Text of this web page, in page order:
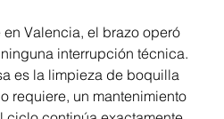
Valencia, el brazo operó
interrupción técnica.
es la limpieza de boquilla
requiere, un mantenimiento